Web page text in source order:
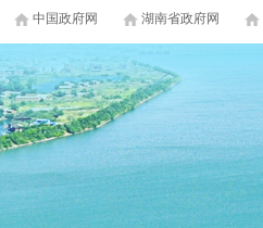
中国政府网 湖南省政府网